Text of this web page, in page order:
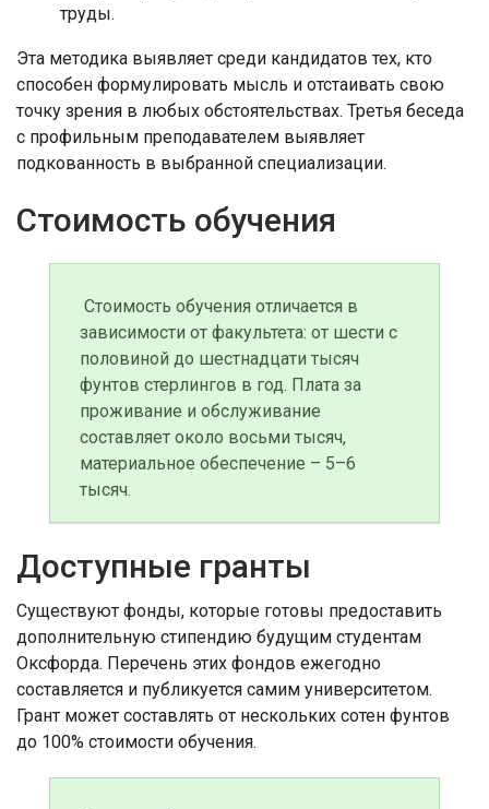
труды.
Эта методика выявляет среди кандидатов тех, кто
способен формулировать мысль и отстаивать свою
точку зрения в любых обстоятельствах. Третья беседа
с профильным преподавателем выявляет
подкованность в выбранной специализации.
Стоимость обучения
Стоимость обучения отличается в
зависимости от факультета: от шести с
половиной до шестнадцати тысяч
фунтов стерлингов в год. Плата за
проживание и обслуживание
составляет около восьми тысяч,
материальное обеспечение – 5–6
тысяч.
Доступные гранты
Существуют фонды, которые готовы предоставить
дополнительную стипендию будущим студентам
Оксфорда. Перечень этих фондов ежегодно
составляется и публикуется самим университетом.
Грант может составлять от нескольких сотен фунтов
до 100% стоимости обучения.